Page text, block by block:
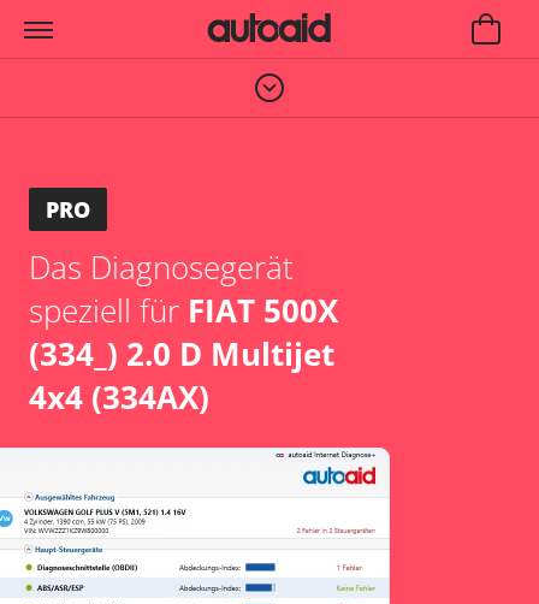
PRO
Das Diagnosegerät
speziell für FIAT 500X
(334_) 2.0 D Multijet
4x4 (334AX)